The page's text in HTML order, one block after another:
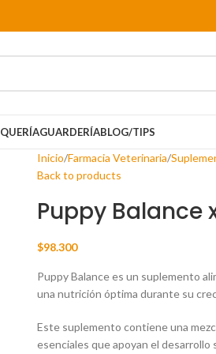
GUARDERÍABLOG/TIPS
Inicio Farmacia Veterinaria
Back to products
Puppy Balance
$98.300
Puppy Balance es un suplemento
una nutrición óptima durante su
Este suplemento contiene una
esenciales que apoyan el desarrollo